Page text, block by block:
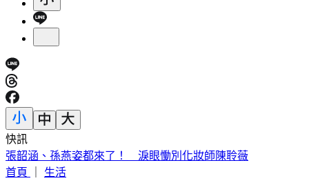
快訊
高雄老闆暖心收留更生人「險全家遭割喉」 12歲兒機智護親
首頁
生活